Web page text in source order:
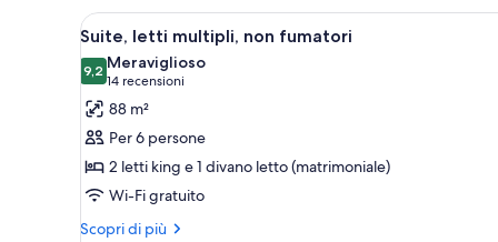
multipli,
vasca
bagno
Apri
tutte
le
foto
per
Suite,
letti
multipli,
non
Una camera d'albergo con
5
Suite, letti multipli, non fumatori
9,29,2 su 10
Meraviglioso
14 recensioni
(14
recensioni)
88 m²
Per 6 persone
2 letti king e 1 divano letto (matrimoniale)
Wi-Fi gratuito
Scopri di più
Altri